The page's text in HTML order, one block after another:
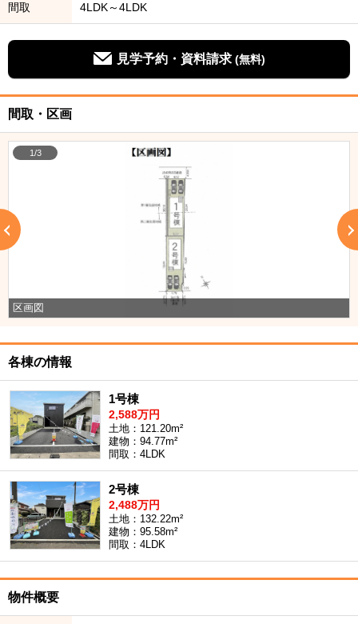
間取 4LDK～4LDK
見学予約・資料請求 (無料)
間取・区画
区画図
1/3
各棟の情報
1号棟
2,588万円
土地：121.20m²
建物：94.77m²
間取：4LDK
2号棟
2,488万円
土地：132.22m²
建物：95.58m²
間取：4LDK
物件概要